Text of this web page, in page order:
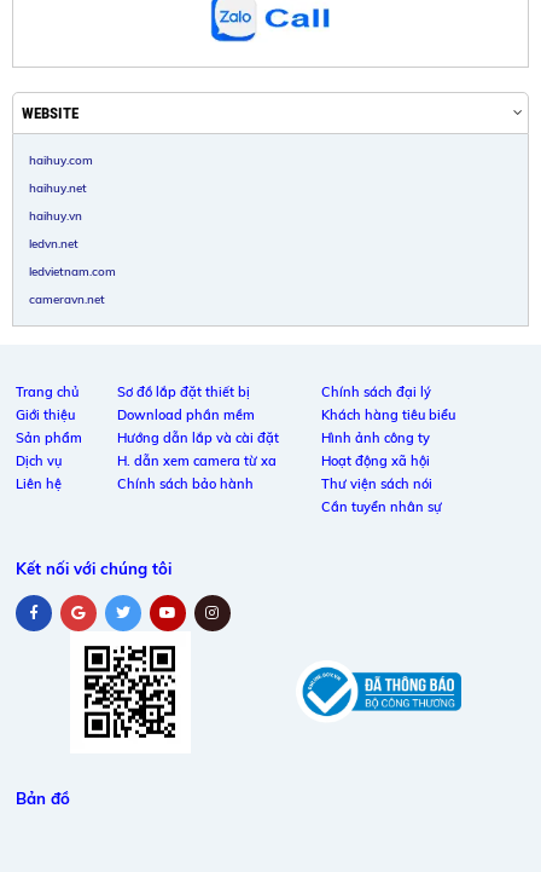
WEBSITE
haihuy.com
haihuy.net
haihuy.vn
ledvn.net
ledvietnam.com
cameravn.net
Trang chủ
Giới thiệu
Sản phẩm
Dịch vụ
Liên hệ
Sơ đồ lắp đặt thiết bị
Download phần mềm
Hướng dẫn lắp và cài đặt
H. dẫn xem camera từ xa
Chính sách bảo hành
Chính sách đại lý
Khách hàng tiêu biểu
Hình ảnh công ty
Hoạt động xã hội
Thư viện sách nói
Cần tuyển nhân sự
Kết nối với chúng tôi
Bản đồ